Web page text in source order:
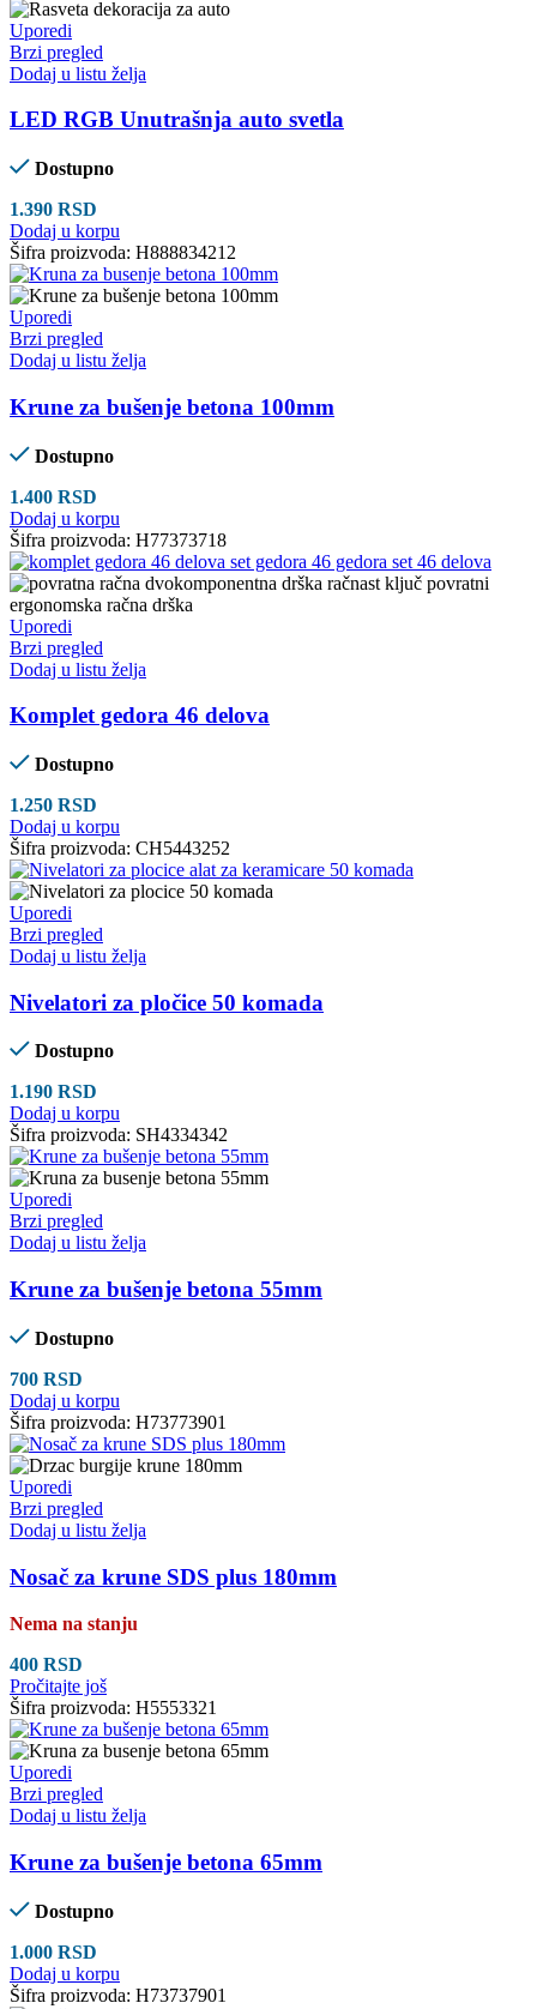
Uporedi
Brzi pregled
Dodaj u listu želja
LED RGB Unutrašnja auto svetla
Dostupno
1.390 RSD
Dodaj u korpu
Šifra proizvoda: H888834212
Uporedi
Brzi pregled
Dodaj u listu želja
Krune za bušenje betona 100mm
Dostupno
1.400 RSD
Dodaj u korpu
Šifra proizvoda: H77373718
Uporedi
Brzi pregled
Dodaj u listu želja
Komplet gedora 46 delova
Dostupno
1.250 RSD
Dodaj u korpu
Šifra proizvoda: CH5443252
Uporedi
Brzi pregled
Dodaj u listu želja
Nivelatori za pločice 50 komada
Dostupno
1.190 RSD
Dodaj u korpu
Šifra proizvoda: SH4334342
Uporedi
Brzi pregled
Dodaj u listu želja
Krune za bušenje betona 55mm
Dostupno
700 RSD
Dodaj u korpu
Šifra proizvoda: H73773901
Uporedi
Brzi pregled
Dodaj u listu želja
Nosač za krune SDS plus 180mm
Nema na stanju
400 RSD
Pročitajte još
Šifra proizvoda: H5553321
Uporedi
Brzi pregled
Dodaj u listu želja
Krune za bušenje betona 65mm
Dostupno
1.000 RSD
Dodaj u korpu
Šifra proizvoda: H73737901